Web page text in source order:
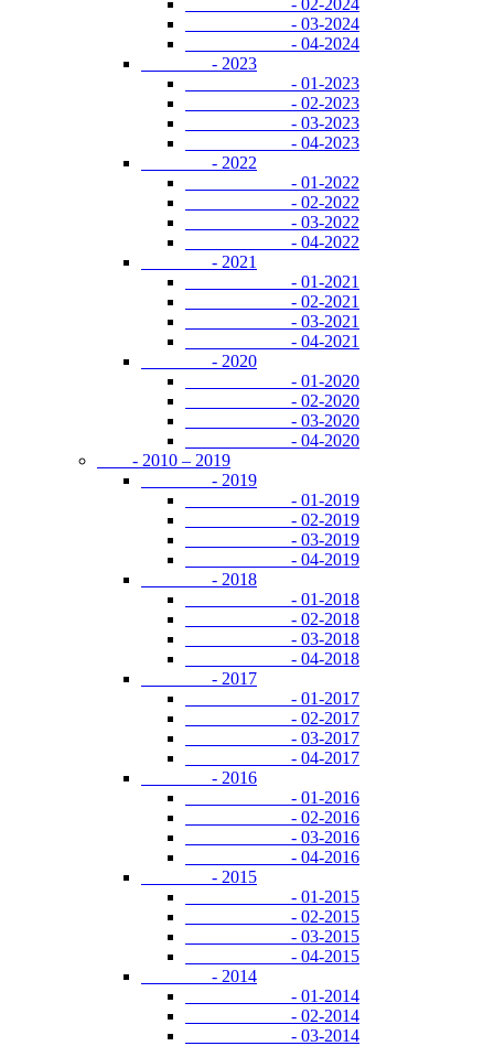
- 02-2024
- 03-2024
- 04-2024
- 2023
- 01-2023
- 02-2023
- 03-2023
- 04-2023
- 2022
- 01-2022
- 02-2022
- 03-2022
- 04-2022
- 2021
- 01-2021
- 02-2021
- 03-2021
- 04-2021
- 2020
- 01-2020
- 02-2020
- 03-2020
- 04-2020
- 2010 – 2019
- 2019
- 01-2019
- 02-2019
- 03-2019
- 04-2019
- 2018
- 01-2018
- 02-2018
- 03-2018
- 04-2018
- 2017
- 01-2017
- 02-2017
- 03-2017
- 04-2017
- 2016
- 01-2016
- 02-2016
- 03-2016
- 04-2016
- 2015
- 01-2015
- 02-2015
- 03-2015
- 04-2015
- 2014
- 01-2014
- 02-2014
- 03-2014